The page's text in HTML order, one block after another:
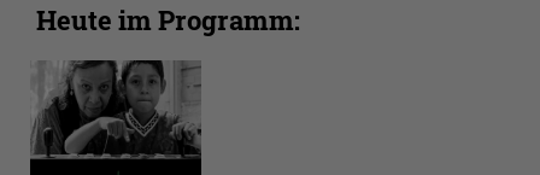
Heute im Programm: